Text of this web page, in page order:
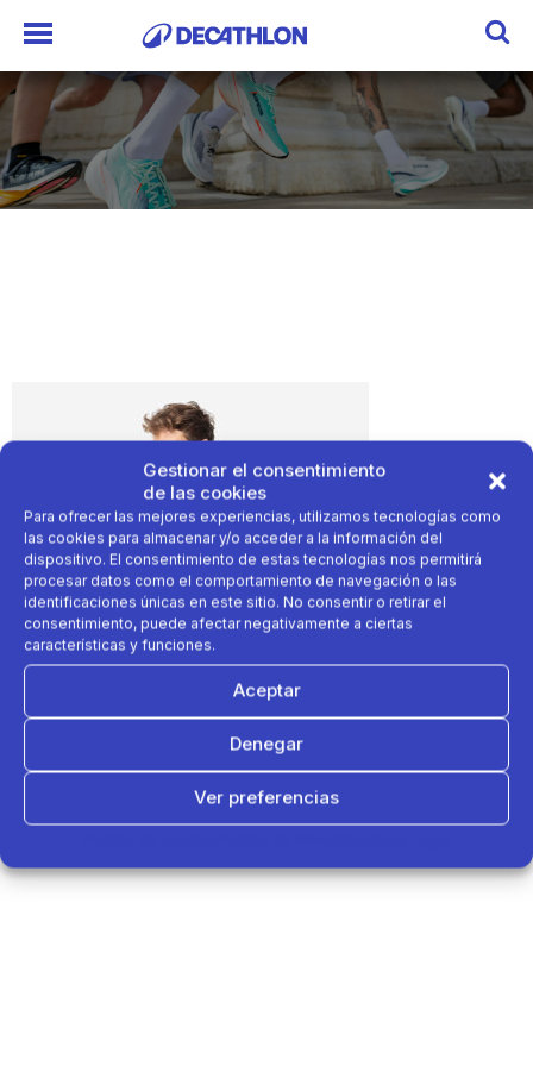
Gestionar el consentimiento
de las cookies
Para ofrecer las mejores experiencias, utilizamos tecnologías como
las cookies para almacenar y/o acceder a la información del
dispositivo. El consentimiento de estas tecnologías nos permitirá
procesar datos como el comportamiento de navegación o las
identificaciones únicas en este sitio. No consentir o retirar el
consentimiento, puede afectar negativamente a ciertas
características y funciones.
Aceptar
Denegar
Ver preferencias